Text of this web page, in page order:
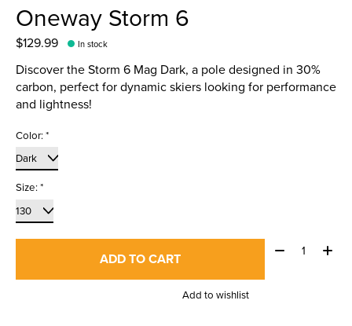
Oneway Storm 6
$129.99 In stock
Discover the Storm 6 Mag Dark, a pole designed in 30%
carbon, perfect for dynamic skiers looking for performance
and lightness!
Color:*
Size:*
ADD TO CART
Quantity:
Add to wishlist